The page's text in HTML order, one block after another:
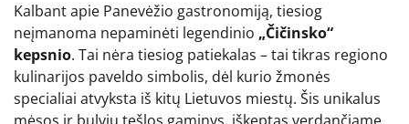
Kalbant apie Panevėžio gastronomiją, tiesiog
neįmanoma nepaminėti legendinio „Čičinsko“
kepsnio. Tai nėra tiesiog patiekalas – tai tikras regiono
kulinarijos paveldo simbolis, dėl kurio žmonės
specialiai atvyksta iš kitų Lietuvos miestų. Šis unikalus